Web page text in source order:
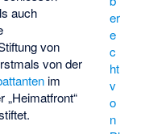
er
e
c
ht
v
o
n
auch
von
von der
im
„Heimatfront“